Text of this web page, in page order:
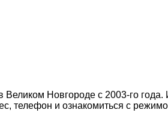
Новгороде с 2003-го
телефон и ознакомиться с